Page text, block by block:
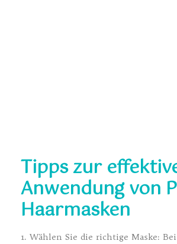
Tipps zur
Anwendung von
Haarmasken
1. Wählen Sie die richtige Maske: